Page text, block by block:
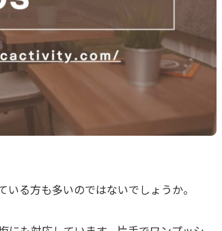
る方も多いのではないでしょうか。